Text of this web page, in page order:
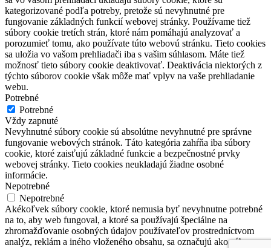
kategorizované podľa potreby, pretože sú nevyhnutné pre
fungovanie základných funkcií webovej stránky. Používame tiež
súbory cookie tretích strán, ktoré nám pomáhajú analyzovať a
porozumieť tomu, ako používate túto webovú stránku. Tieto cookies
sa uložia vo vašom prehliadači iba s vašim súhlasom. Máte tiež
možnosť tieto súbory cookie deaktivovať. Deaktivácia niektorých z
týchto súborov cookie však môže mať vplyv na vaše prehliadanie
webu.
Potrebné
Potrebné
Vždy zapnuté
Nevyhnutné súbory cookie sú absolútne nevyhnutné pre správne
fungovanie webových stránok. Táto kategória zahŕňa iba súbory
cookie, ktoré zaisťujú základné funkcie a bezpečnostné prvky
webovej stránky. Tieto cookies neukladajú žiadne osobné
informácie.
Nepotrebné
Nepotrebné
Akékoľvek súbory cookie, ktoré nemusia byť nevyhnutne potrebné
na to, aby web fungoval, a ktoré sa používajú špeciálne na
zhromažďovanie osobných údajov používateľov prostredníctvom
analýz, reklám a iného vloženého obsahu, sa označujú ako súbory